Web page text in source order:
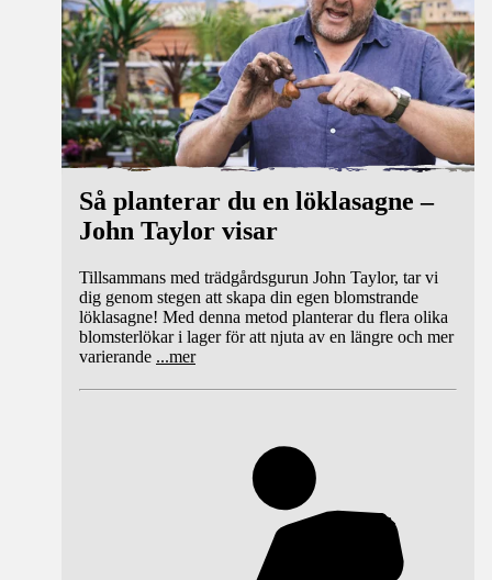
Så planterar du en löklasagne –
John Taylor visar
Tillsammans med trädgårdsgurun John Taylor, tar vi
dig genom stegen att skapa din egen blomstrande
löklasagne! Med denna metod planterar du flera olika
blomsterlökar i lager för att njuta av en längre och mer
varierande ...mer